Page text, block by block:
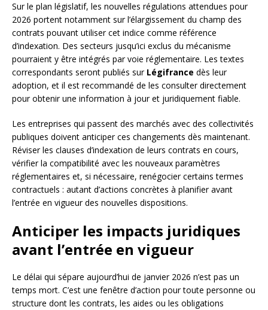
Sur le plan législatif, les nouvelles régulations attendues pour
2026 portent notamment sur l’élargissement du champ des
contrats pouvant utiliser cet indice comme référence
d’indexation. Des secteurs jusqu’ici exclus du mécanisme
pourraient y être intégrés par voie réglementaire. Les textes
correspondants seront publiés sur Légifrance dès leur
adoption, et il est recommandé de les consulter directement
pour obtenir une information à jour et juridiquement fiable.
Les entreprises qui passent des marchés avec des collectivités
publiques doivent anticiper ces changements dès maintenant.
Réviser les clauses d’indexation de leurs contrats en cours,
vérifier la compatibilité avec les nouveaux paramètres
réglementaires et, si nécessaire, renégocier certains termes
contractuels : autant d’actions concrètes à planifier avant
l’entrée en vigueur des nouvelles dispositions.
Anticiper les impacts juridiques
avant l’entrée en vigueur
Le délai qui sépare aujourd’hui de janvier 2026 n’est pas un
temps mort. C’est une fenêtre d’action pour toute personne ou
structure dont les contrats, les aides ou les obligations